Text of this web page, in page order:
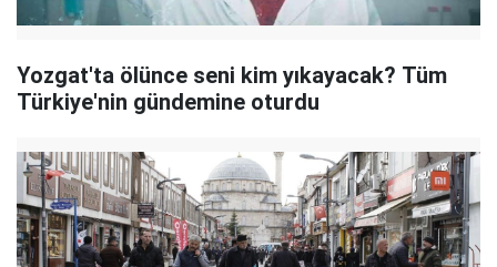
Yozgat'ta ölünce seni kim yıkayacak? Tüm
Türkiye'nin gündemine oturdu